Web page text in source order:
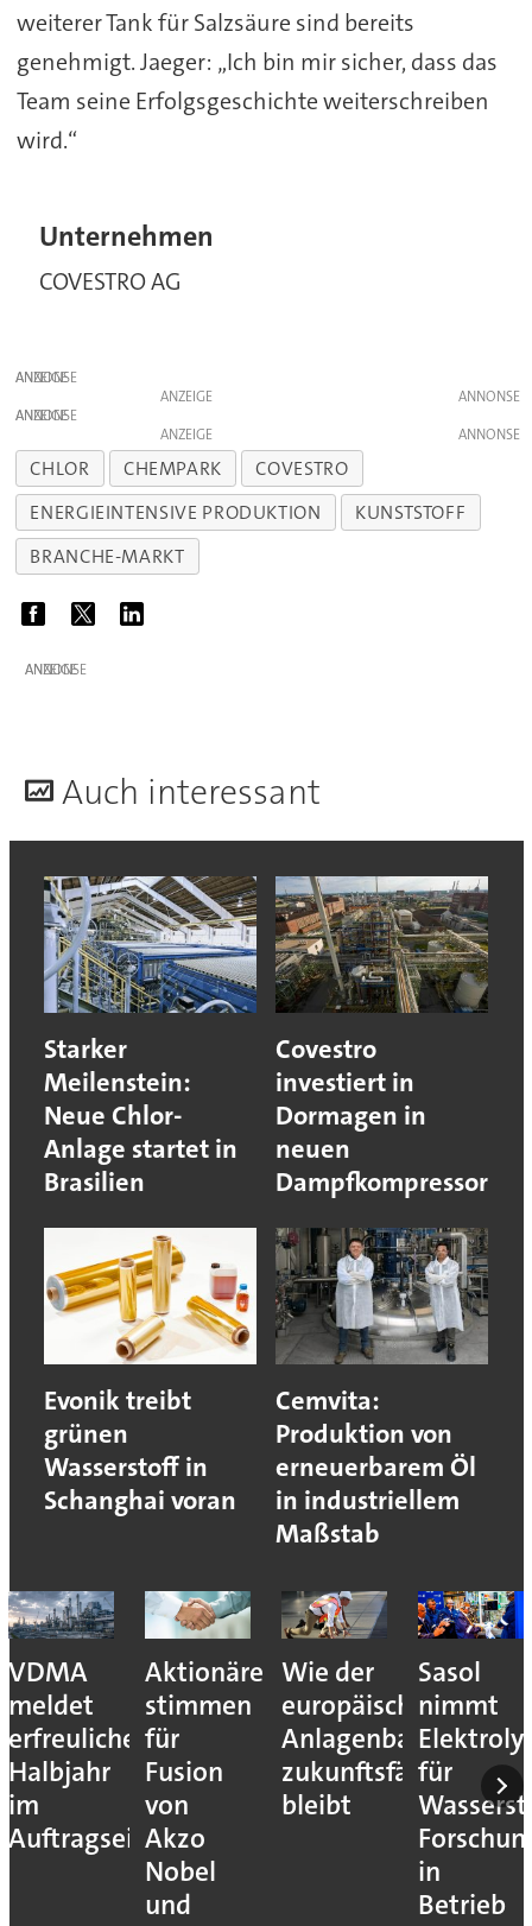
weiterer Tank für Salzsäure sind bereits
genehmigt. Jaeger: „Ich bin mir sicher, dass das
Team seine Erfolgsgeschichte weiterschreiben
wird.“
Unternehmen
COVESTRO AG
ANZEIGE
ANZEIGE
ANZEIGE
ANZEIGE
CHLOR CHEMPARK
COVESTRO
ENERGIEINTENSIVE PRODUKTION
KUNSTSTOFF
BRANCHE-MARKT
ANZEIGE
Auch interessant
Starker
Meilenstein:
Neue Chlor-
Anlage startet in
Brasilien
Covestro
investiert in
Dormagen in
neuen
Dampfkompressor
Evonik treibt
grünen
Wasserstoff in
Schanghai voran
Cemvita:
Produktion von
erneuerbarem Öl
in industriellem
Maßstab
VDMA
meldet
erfreuliches
Halbjahr
im
Auftragseingang
Aktionäre
stimmen
für
Fusion
von
Akzo
Nobel
und
Wie der
europäische
Anlagenbau
zukunftsfähig
bleibt
Sasol
nimmt
für
in
Betrieb